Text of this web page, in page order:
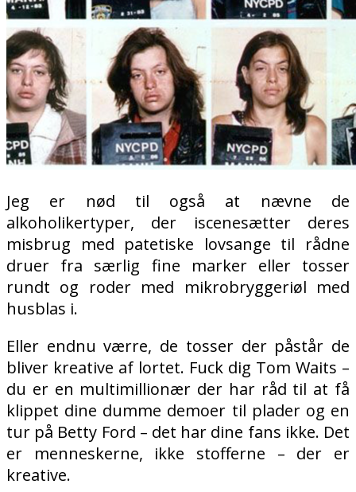
Jeg er nød til også at nævne de
alkoholikertyper, der iscenesætter deres
misbrug med patetiske lovsange til rådne
druer fra særlig fine marker eller tosser
rundt og roder med mikrobryggeriøl med
husblas i.
Eller endnu værre, de tosser der påstår de
bliver kreative af lortet. Fuck dig Tom Waits –
du er en multimillionær der har råd til at få
klippet dine dumme demoer til plader og en
tur på Betty Ford – det har dine fans ikke. Det
er menneskerne, ikke stofferne – der er
kreative.